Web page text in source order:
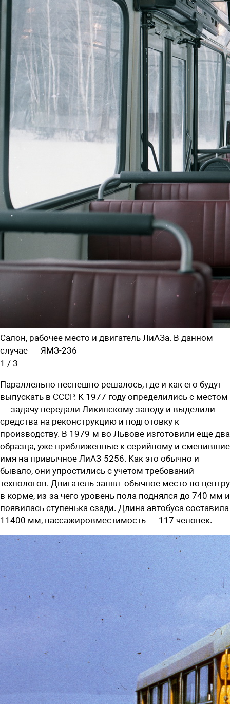
Салон, рабочее место и двигатель ЛиАЗа. В данном
случае — ЯМЗ-236
1 / 3
Параллельно неспешно решалось, где и как его будут
выпускать в СССР. К 1977 году определились с местом
— задачу передали Ликинскому заводу и выделили
средства на реконструкцию и подготовку к
производству. В 1979-м во Львове изготовили еще два
образца, уже приближенные к серийному и сменившие
имя на привычное ЛиАЗ-5256. Как это обычно и
бывало, они упростились с учетом требований
технологов. Двигатель занял обычное место по центру
в корме, из-за чего уровень пола поднялся до 740 мм и
появилась ступенька сзади. Длина автобуса составила
11400 мм, пассажировместимость — 117 человек.